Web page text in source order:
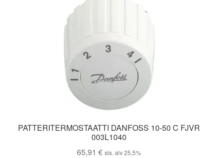
PATTERITERMOSTAATTI DANFOSS 10-50 C FJVR
003L1040
65,91 € sis. alv 25,5%